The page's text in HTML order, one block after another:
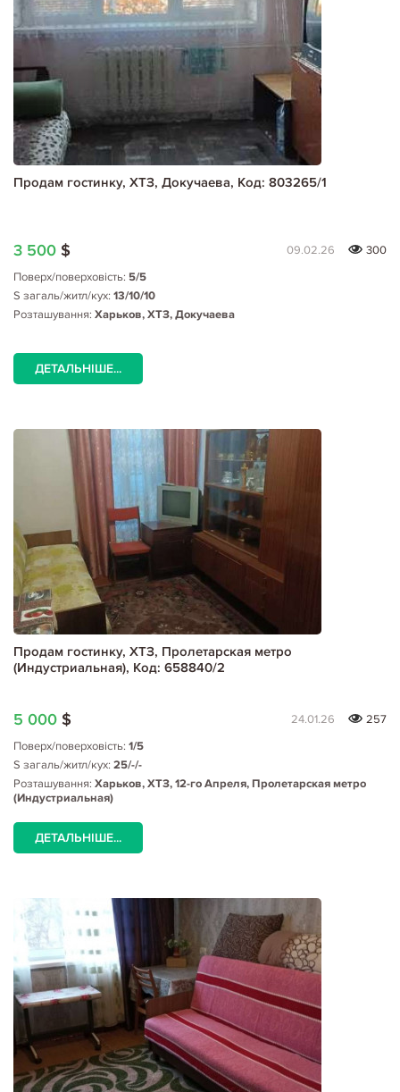
Продам гостинку, ХТЗ, Докучаева, Код: 803265/1
3 500 $ 09.02.26
300
Поверх/поверховість: 5/5
S загаль/житл/кух: 13/10/10
Розташування: Харьков, ХТЗ, Докучаева
ДЕТАЛЬНІШЕ...
Продам гостинку, ХТЗ, Пролетарская метро
(Индустриальная), Код: 658840/2
5 000 $ 24.01.26
257
Поверх/поверховість: 1/5
S загаль/житл/кух: 25/-/-
Розташування: Харьков, ХТЗ, 12-го Апреля, Пролетарская метро
(Индустриальная)
ДЕТАЛЬНІШЕ...